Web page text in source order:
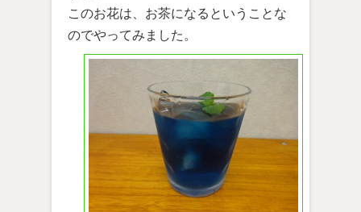
このお花は、お茶になるということな
のでやってみました。